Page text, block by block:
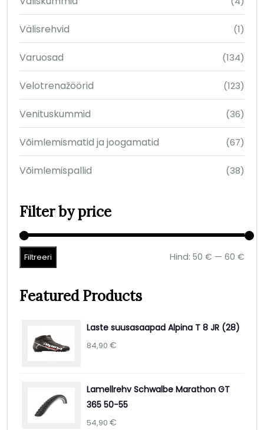
Välisrehvid (1)
Varuosad (134)
Velotrenažöörid (123)
Venituskummid (36)
Võimlemismatid ja joogamatid (67)
Võimlemispallid (38)
Filter by price
Filtreeri Hind: 50 € — 60 €
Featured Products
Laste suusasaapad Alpina T 8 JR (28)
84,90 €
Lamellrehv Schwalbe Marathon GT
365 50-55
54,90 €